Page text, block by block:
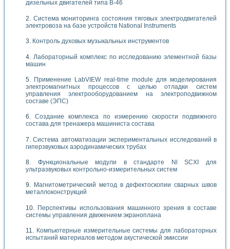
дизельных двигателей типа В-46
Система мониторинга состояния тяговых электродвигателей
электровоза на базе устройств National Instruments
Контроль духовых музыкальных инструментов
Лабораторный комплекс по исследованию элементной базы
машин
Применение LabVIEW real-time module для моделирования
электромагнитных процессов с целью отладки систем
управления электрооборудованием на электроподвижном
составе (ЭПС)
Создание комплекса по измерению скорости подвижного
состава для тренажера машиниста состава
Система автоматизации экспериментальных исследований в
гиперзвуковых аэродинамических трубах
Функциональные модули в стандарте Nl SCXI для
ультразвуковых контрольно-измерительных систем
Магнитометрический метод в дефектоскопии сварных швов
металлоконструкций
Перспективы использования машинного зрения в составе
системы управления движением экраноплана
Компьютерные измерительные системы для лабораторных
испытаний материалов методом акустической эмиссии